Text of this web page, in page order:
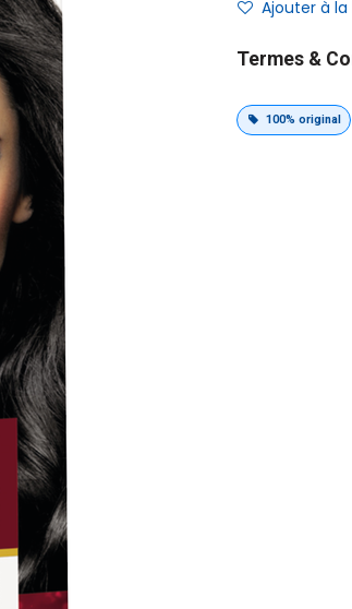
Ajouter à
Termes &
100% original